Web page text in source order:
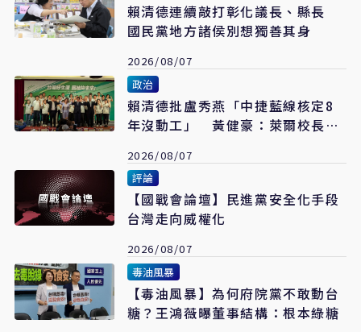
賴清德連續敲打彰化議長、縣長
國民黨地方諸侯別想獨善其身
2026/08/07
政治
賴清德批盧秀燕「中捷藍線核定8
年沒動工」 黃健豪：萊爾校長開
2026/08/07
評論
【國戰會論壇】民進黨安全化手段
台灣走向威權化
2026/08/07
毒油風暴
【毒油風暴】為何府院黨不敢動台
糖？王鴻薇曝董事結構：根本綠糖